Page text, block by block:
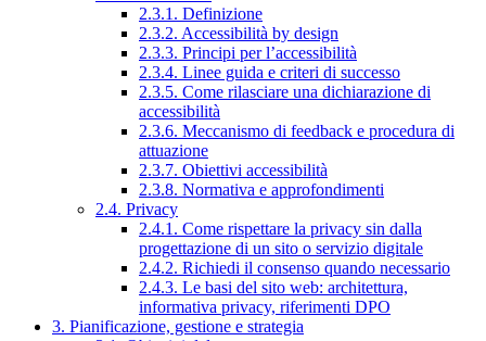
2.3.1. Definizione
2.3.2. Accessibilità by design
2.3.3. Principi per l’accessibilità
2.3.4. Linee guida e criteri di successo
2.3.5. Come rilasciare una dichiarazione di
accessibilità
2.3.6. Meccanismo di feedback e procedura di
attuazione
2.3.7. Obiettivi accessibilità
2.3.8. Normativa e approfondimenti
2.4. Privacy
2.4.1. Come rispettare la privacy sin dalla
progettazione di un sito o servizio digitale
2.4.2. Richiedi il consenso quando necessario
2.4.3. Le basi del sito web: architettura,
informativa privacy, riferimenti DPO
3. Pianificazione, gestione e strategia